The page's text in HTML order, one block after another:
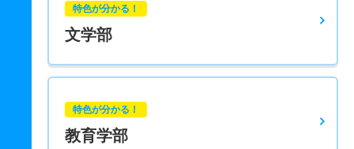
特色が分かる！
文学部
特色が分かる！
教育学部